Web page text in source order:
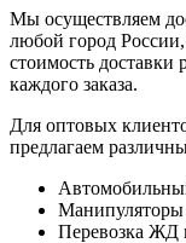
Мы осуществляем
любой город России,
стоимость доставки
каждого заказа.
Для оптовых
предлагаем
Манипуляторы
Перевозка ЖД